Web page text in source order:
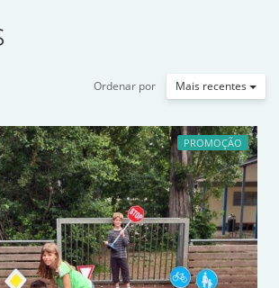
Ordenar por Mais recentes
PROMOÇÃO